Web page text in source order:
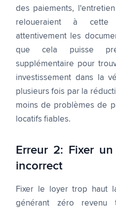
des paiements,
reloueraient à cette
attentivement les
que cela puisse
supplémentaire pour
investissement dans la
plusieurs fois par la
moins de problèmes de
locatifs fiables.
Erreur 2: Fixer
incorrect
Fixer le loyer trop haut
générant zéro revenu